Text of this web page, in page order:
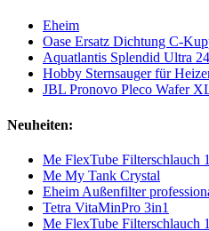
Eheim
Oase Ersatz Dichtung C-
Aquatlantis Splendid Ultra
Hobby Sternsauger für
JBL Pronovo Pleco Wafer
Neuheiten:
Me FlexTube Filterschlauch
Me My Tank Crystal
Eheim Außenfilter
Tetra VitaMinPro 3in1
Me FlexTube Filterschlauch